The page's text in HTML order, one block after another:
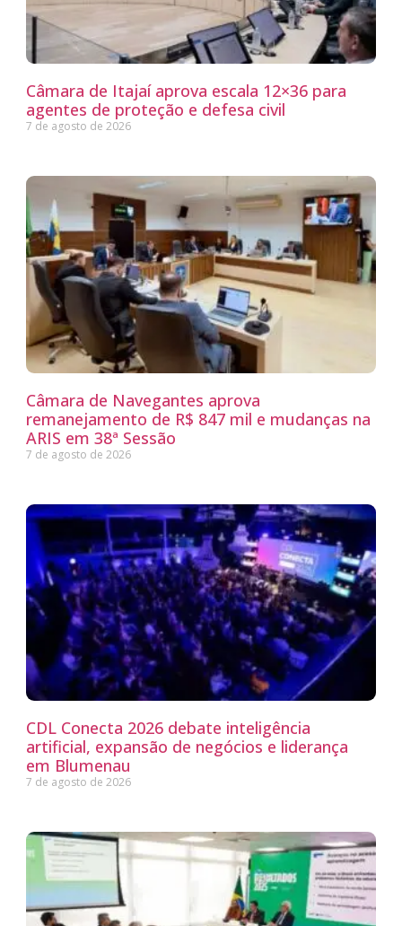
Câmara de Itajaí aprova escala 12×36 para
agentes de proteção e defesa civil
7 de agosto de 2026
Câmara de Navegantes aprova
remanejamento de R$ 847 mil e mudanças na
ARIS em 38ª Sessão
7 de agosto de 2026
CDL Conecta 2026 debate inteligência
artificial, expansão de negócios e liderança
em Blumenau
7 de agosto de 2026